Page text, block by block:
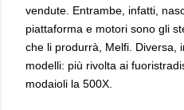
vendute. Entrambe, infatti,
piattaforma e motori sono gli
che li produrrà, Melfi. Diversa,
modelli: più rivolta ai
modaioli la 500X.